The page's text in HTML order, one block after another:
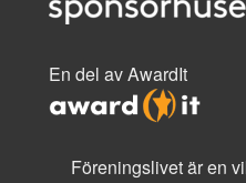
En del av AwardIt
Föreningslivet är en